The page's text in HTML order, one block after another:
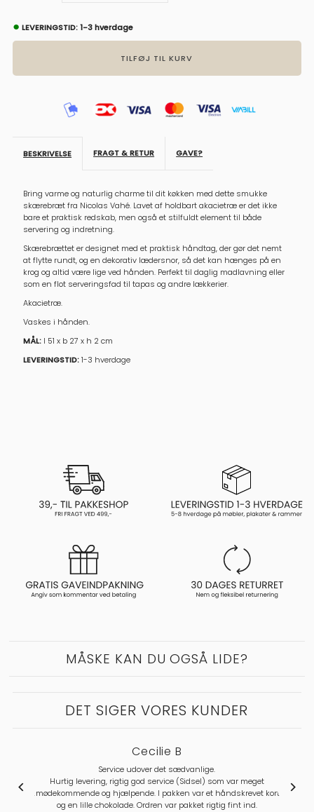
Bread Bread
● LEVERINGSTID: 1-3 hverdage
BESKRIVELSE FRAGT & RETUR GAVE?
Bring varme og naturlig charme til dit køkken med dette smukke
skærebræt fra Nicolas Vahé. Lavet af holdbart akacietræ er det ikke
bare et praktisk redskab, men også et stilfuldt element til både
servering og indretning.
Skærebrættet er designet med et praktisk håndtag, der gør det nemt
at flytte rundt, og en dekorativ lædersnor, så det kan hænges på en
krog og altid være lige ved hånden. Perfekt til daglig madlavning eller
som en flot serveringsfad til tapas og andre lækkerier.
Akacietræ.
Vaskes i hånden.
MÅL: l 51 x b 27 x h 2 cm
LEVERINGSTID:1-3 hverdage
MÅSKE KAN DU OGSÅ LIDE?
DET SIGER VORES KUNDER
Cecilie B
Service udover det sædvanlige.
Hurtig levering, rigtig god service (Sidsel) som var meget
imødekommende og hjælpende. I pakken var et håndskrevet kort
og en lille chokolade. Ordren var pakket rigtig fint ind.